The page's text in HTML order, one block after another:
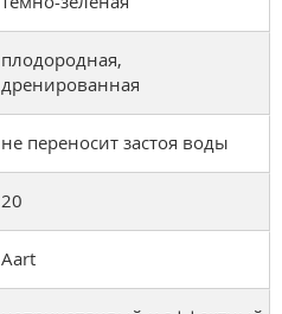
плодородная,
дренированная
не переносит застоя воды
20
Aart